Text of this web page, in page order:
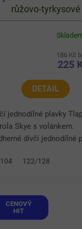
růžovo-tyrkysové
186 Kč
225
DETAIL
jednodílné plavky
Skye s volánkem.
dívčí jednodílné
potěší snad všechny
122/128
CENOVÝ
HIT